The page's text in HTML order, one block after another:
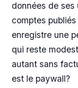
données de ses
comptes publiés
enregistre une
qui reste
autant sans
est le paywall?